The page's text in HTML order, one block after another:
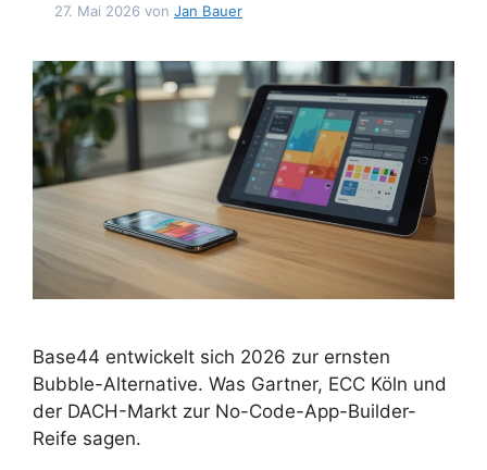
27. Mai 2026 von Jan Bauer
Base44 entwickelt sich 2026 zur ernsten
Bubble-Alternative. Was Gartner, ECC Köln und
der DACH-Markt zur No-Code-App-Builder-
Reife sagen.